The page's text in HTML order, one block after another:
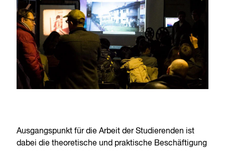
Ausgangspunkt für die Arbeit der Studierenden ist
dabei die theoretische und praktische Beschäftigung